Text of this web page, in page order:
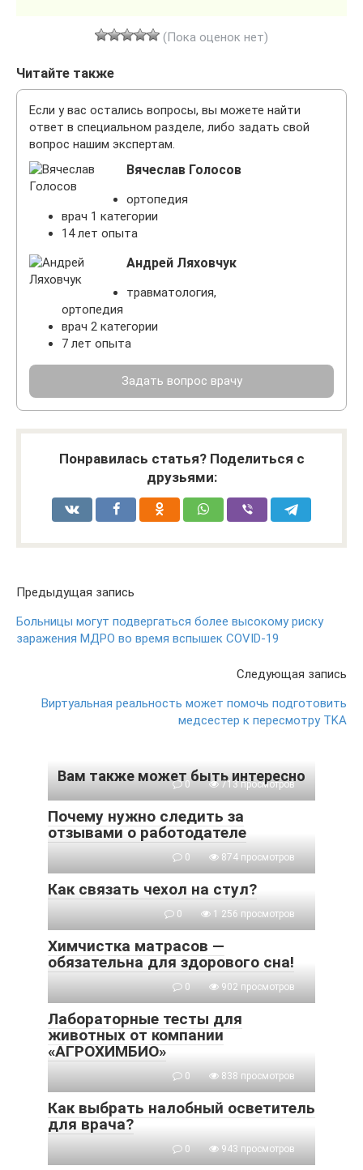
(Пока оценок нет)
Читайте также
Если у вас остались вопросы, вы можете найти
ответ в специальном разделе, либо задать свой
вопрос нашим экспертам.
Вячеслав Голосов
ортопедия
врач 1 категории
14 лет опыта
Андрей Ляховчук
травматология,
ортопедия
врач 2 категории
7 лет опыта
Задать вопрос врачу
Понравилась статья? Поделиться с
друзьями:
Предыдущая запись
Больницы могут подвергаться более высокому риску
заражения МДРО во время вспышек COVID-19
Следующая запись
Виртуальная реальность может помочь подготовить
медсестер к пересмотру TKA
Вам также может быть интересно
0 713 просмотров
Почему нужно следить за
отзывами о работодателе
0 874 просмотров
Как связать чехол на стул?
0 1 256 просмотров
Химчистка матрасов —
обязательна для здорового сна!
0 902 просмотров
Лабораторные тесты для
животных от компании
«АГРОХИМБИО»
0 838 просмотров
Как выбрать налобный осветитель
для врача?
0 943 просмотров